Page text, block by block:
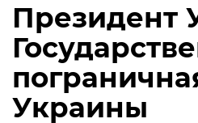
Президент
Украины